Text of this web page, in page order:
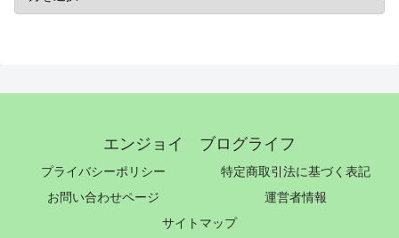
エンジョイ ブログライフ
プライバシーポリシー
特定商取引法に基づく表記
お問い合わせページ
運営者情報
サイトマップ